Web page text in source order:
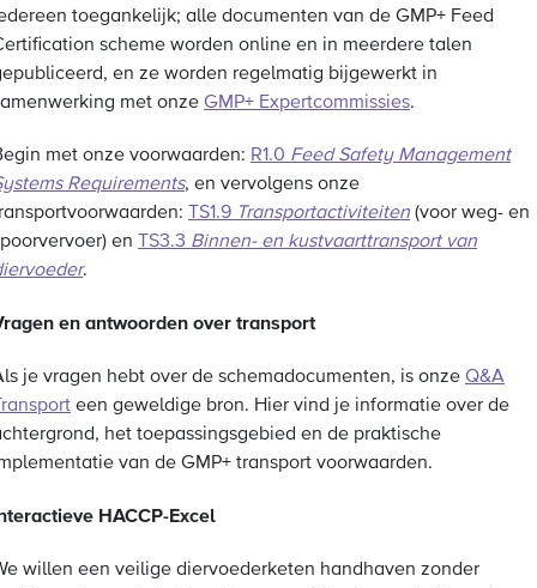
toegankelijk; alle documenten van de GMP+ Feed
scheme worden online en in meerdere talen
en ze worden regelmatig bijgewerkt in
met onze GMP+ Expertcommissies.
met onze voorwaarden: R1.0 Feed Safety Management
Requirements, en vervolgens onze
TS1.9 Transportactiviteiten (voor weg- en
en
TS3.3 Binnen- en kustvaarttransport van
.
en antwoorden over transport
je vragen hebt over de schemadocumenten, is onze Q&A
een geweldige bron. Hier vind je informatie over de
het toepassingsgebied en de praktische
van de GMP+ transport voorwaarden.
HACCP-Excel
willen een veilige diervoederketen handhaven zonder